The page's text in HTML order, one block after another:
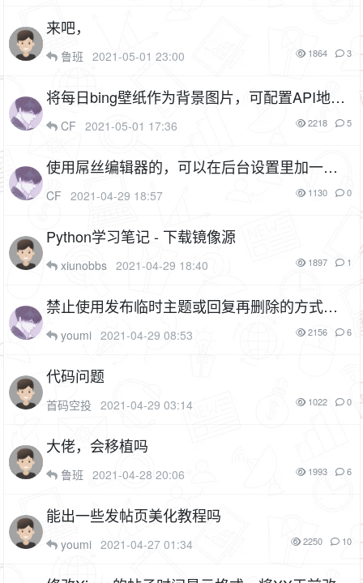
来吧，
鲁班 2021-05-01 23:00 1864 3
将每日bing壁纸作为背景图片，可配置API地址
（插件名：yunqit_bing）
CF 2021-05-01 17:36 2218 5
使用屌丝编辑器的，可以在后台设置里加一行
代码，限制编辑器的行高，以防止过度缩小高
CF 2021-04-29 18:57 1130 0
Python学习笔记 - 下载镜像源
xiunobbs 2021-04-29 18:40 1897 1
禁止使用发布临时主题或回复再删除的方式刷
取积分
youmi 2021-04-29 08:53 2156 6
代码问题
首码空投 2021-04-29 03:14 1022 0
大佬，会移植吗
鲁班 2021-04-28 20:06 1993 6
能出一些发帖页美化教程吗
youmi 2021-04-27 01:34 2250 10